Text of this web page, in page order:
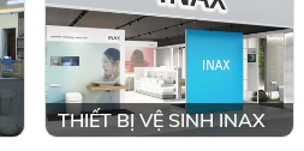
THIẾT BỊ VỆ SINH INAX